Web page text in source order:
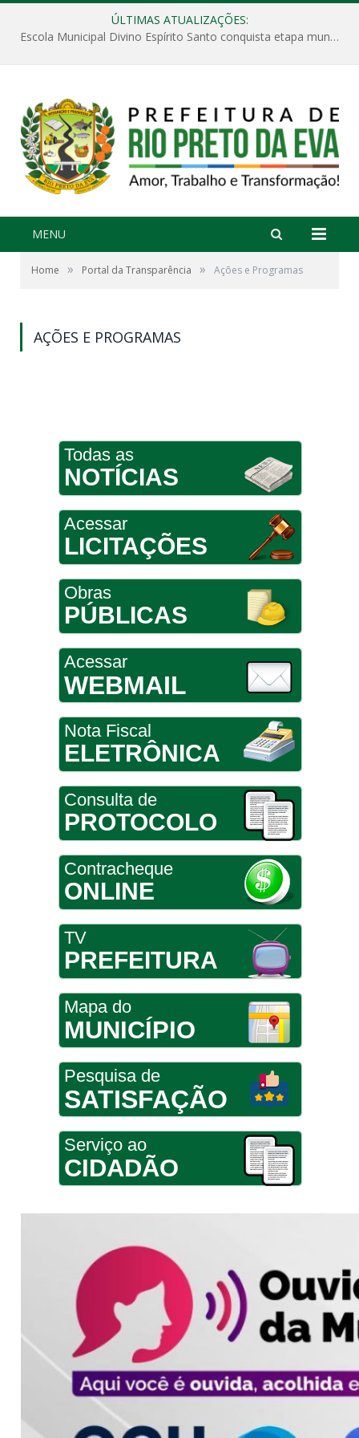
ÚLTIMAS ATUALIZAÇÕES:
Escola Municipal Divino Espírito Santo conquista etapa municipal da V Feira Amazonense de Matemática
MENU
Home » Portal da Transparência » Ações e Programas
AÇÕES E PROGRAMAS
Todas as
NOTÍCIAS
Acessar
LICITAÇÕES
Obras
PÚBLICAS
Acessar
WEBMAIL
Nota Fiscal
ELETRÔNICA
Consulta de
PROTOCOLO
Contracheque
ONLINE
TV
PREFEITURA
Mapa do
MUNICÍPIO
Pesquisa de
SATISFAÇÃO
Serviço ao
CIDADÃO